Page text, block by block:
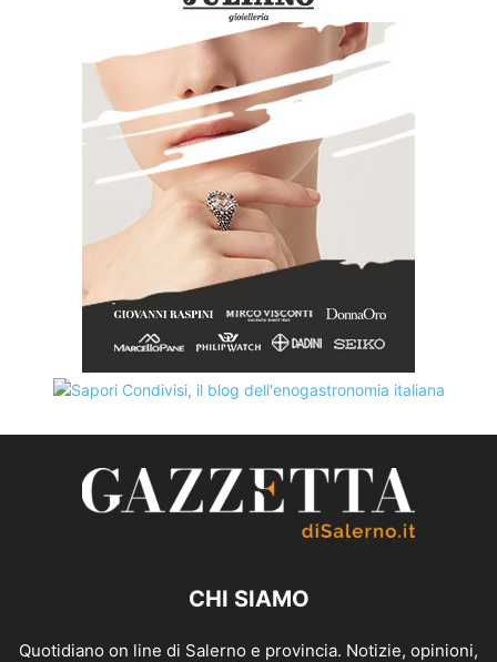
CHI SIAMO
Quotidiano on line di Salerno e provincia. Notizie, opinioni,